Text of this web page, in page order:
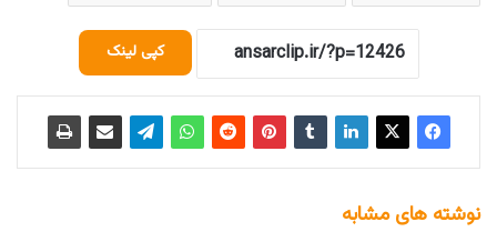
کپی لینک
نوشته های مشابه